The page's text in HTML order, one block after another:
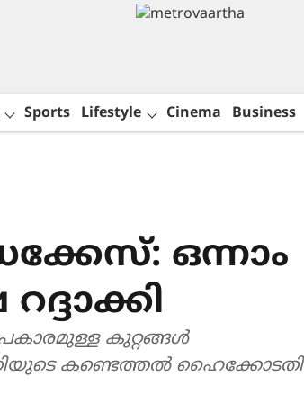
Sports Lifestyle Cinema Business
ഒന്നാം
കുറ്റങ്ങൾ
കണ്ടെത്തൽ ഹൈക്കോടതി